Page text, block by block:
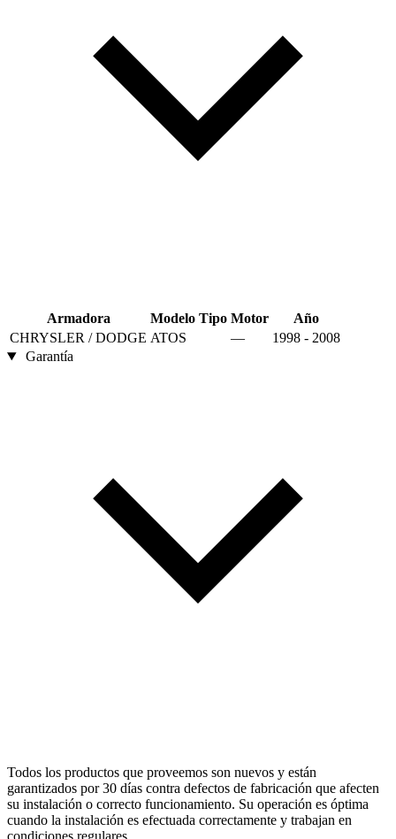
Armadora Modelo Tipo Motor
Año
CHRYSLER / DODGE ATOS —
1998 - 2008
Garantía
Todos los productos que proveemos son nuevos y están
garantizados por 30 días contra defectos de fabricación que afecten
su instalación o correcto funcionamiento. Su operación es óptima
cuando la instalación es efectuada correctamente y trabajan en
condiciones regulares.